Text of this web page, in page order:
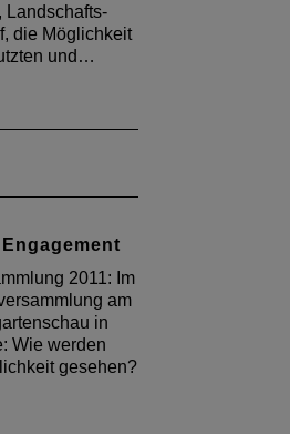
Landschafts-
die Möglichkeit
und…
2011: Im
am
in
Wie werden
gesehen?